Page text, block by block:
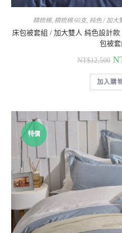
精梳棉, 精梳棉 60支, 純色 / 加大
床包被套組 / 加大雙人 純色設計
包被套
NT$12,500
加入購
特價